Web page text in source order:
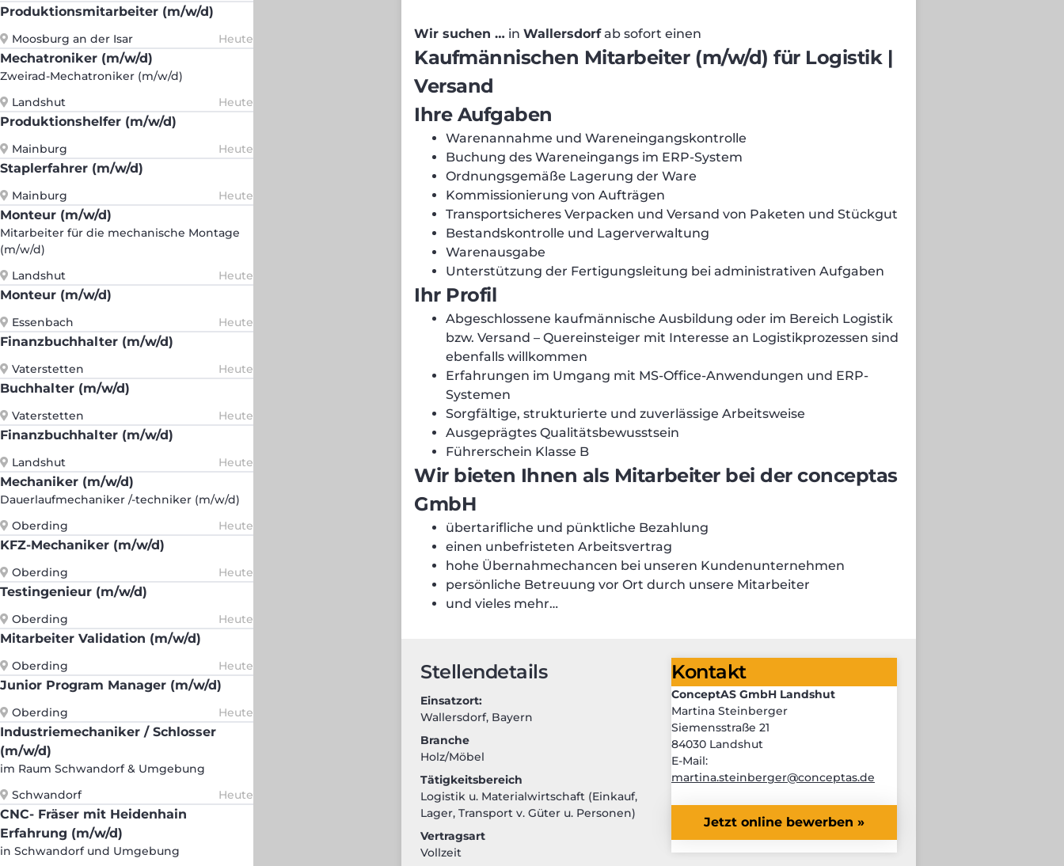
Produktionsmitarbeiter (m/w/d)
Moosburg an der Isar Heute
Mechatroniker (m/w/d)
Zweirad-Mechatroniker (m/w/d)
Landshut
Heute
Produktionshelfer (m/w/d)
Mainburg Heute
Staplerfahrer (m/w/d)
Mainburg Heute
Monteur (m/w/d)
Mitarbeiter für die mechanische Montage
(m/w/d)
Landshut
Heute
Monteur (m/w/d)
Essenbach Heute
Finanzbuchhalter (m/w/d)
Vaterstetten Heute
Buchhalter (m/w/d)
Vaterstetten Heute
Finanzbuchhalter (m/w/d)
Landshut Heute
Mechaniker (m/w/d)
Dauerlaufmechaniker /-techniker (m/w/d)
Oberding
Heute
KFZ-Mechaniker (m/w/d)
Oberding Heute
Testingenieur (m/w/d)
Oberding Heute
Mitarbeiter Validation (m/w/d)
Oberding Heute
Junior Program Manager (m/w/d)
Oberding Heute
Industriemechaniker / Schlosser
(m/w/d)
im Raum Schwandorf & Umgebung
Schwandorf
Heute
CNC- Fräser mit Heidenhain
Erfahrung (m/w/d)
in Schwandorf und Umgebung
Wir suchen … in Wallersdorfab sofort einen
Kaufmännischen Mitarbeiter (m/w/d) für Logistik |
Versand
Ihre Aufgaben
Warenannahme und Wareneingangskontrolle
Buchung des Wareneingangs im ERP-System
Ordnungsgemäße Lagerung der Ware
Kommissionierung von Aufträgen
Transportsicheres Verpacken und Versand von Paketen und Stückgut
Bestandskontrolle und Lagerverwaltung
Warenausgabe
Unterstützung der Fertigungsleitung bei administrativen Aufgaben
Ihr Profil
Abgeschlossene kaufmännische Ausbildung oder im Bereich Logistik
bzw. Versand – Quereinsteiger mit Interesse an Logistikprozessen sind
ebenfalls willkommen
Erfahrungen im Umgang mit MS-Office-Anwendungen und ERP-
Systemen
Sorgfältige, strukturierte und zuverlässige Arbeitsweise
Ausgeprägtes Qualitätsbewusstsein
Führerschein Klasse B
Wir bieten Ihnen als Mitarbeiter bei der conceptas
GmbH
übertarifliche und pünktliche Bezahlung
einen unbefristeten Arbeitsvertrag
hohe Übernahmechancen bei unseren Kundenunternehmen
persönliche Betreuung vor Ort durch unsere Mitarbeiter
und vieles mehr…
Stellendetails
Einsatzort:
Wallersdorf, Bayern
Branche
Holz/Möbel
Tätigkeitsbereich
Logistik u. Materialwirtschaft (Einkauf,
Lager, Transport v. Güter u. Personen)
Vertragsart
Vollzeit
Kontakt
ConceptAS GmbH Landshut
Martina Steinberger
Siemensstraße 21
84030 Landshut
E-Mail:
martina.steinberger@conceptas.de
Jetzt online bewerben